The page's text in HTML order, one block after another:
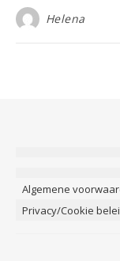
Helena
Algemene
Privacy/Cookie